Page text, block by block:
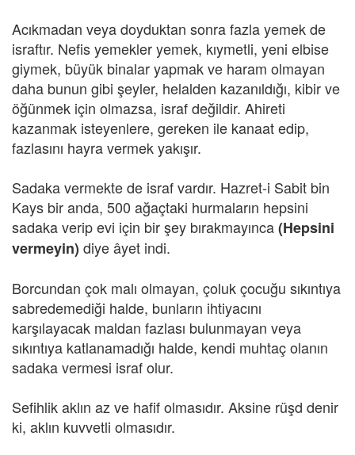
Acıkmadan veya doyduktan sonra fazla yemek de
israftır. Nefis yemekler yemek, kıymetli, yeni elbise
giymek, büyük binalar yapmak ve haram olmayan
daha bunun gibi şeyler, helalden kazanıldığı, kibir ve
öğünmek için olmazsa, israf değildir. Ahireti
kazanmak isteyenlere, gereken ile kanaat edip,
fazlasını hayra vermek yakışır.
Sadaka vermekte de israf vardır. Hazret-i Sabit bin
Kays bir anda, 500 ağaçtaki hurmaların hepsini
sadaka verip evi için bir şey bırakmayınca(Hepsini
vermeyin) diye âyet indi.
Borcundan çok malı olmayan, çoluk çocuğu sıkıntıya
sabredemediği halde, bunların ihtiyacını
karşılayacak maldan fazlası bulunmayan veya
sıkıntıya katlanamadığı halde, kendi muhtaç olanın
sadaka vermesi israf olur.
Sefihlik aklın az ve hafif olmasıdır. Aksine rüşd denir
ki, aklın kuvvetli olmasıdır.